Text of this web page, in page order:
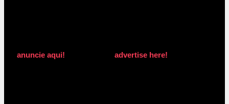
anuncie aqui! advertise here!